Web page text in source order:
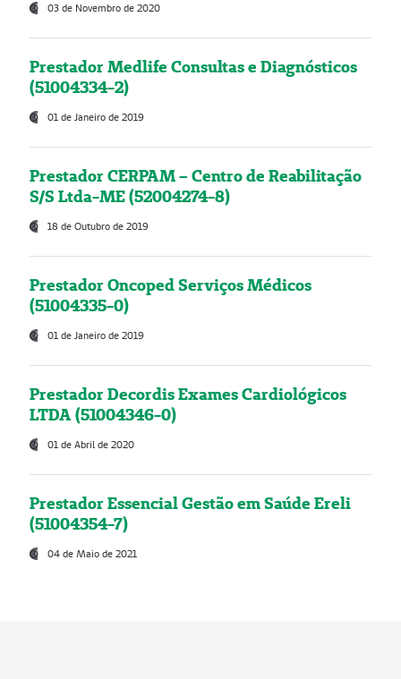
03 de Novembro de 2020
Prestador Medlife Consultas e Diagnósticos
(51004334-2)
01 de Janeiro de 2019
Prestador CERPAM – Centro de Reabilitação
S/S Ltda-ME (52004274-8)
18 de Outubro de 2019
Prestador Oncoped Serviços Médicos
(51004335-0)
01 de Janeiro de 2019
Prestador Decordis Exames Cardiológicos
LTDA (51004346-0)
01 de Abril de 2020
Prestador Essencial Gestão em Saúde Ereli
(51004354-7)
04 de Maio de 2021